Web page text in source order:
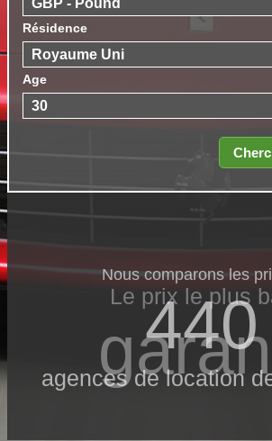
Résidence
Age
Nous comparons les
440
agences de location
Le prix le​ plus